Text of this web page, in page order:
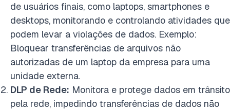
de usuários finais, como laptops, smartphones e
desktops, monitorando e controlando atividades que
podem levar a violações de dados. Exemplo:
Bloquear transferências de arquivos não
autorizadas de um laptop da empresa para uma
unidade externa.
DLP de Rede: Monitora e protege dados em trânsito
pela rede, impedindo transferências de dados não